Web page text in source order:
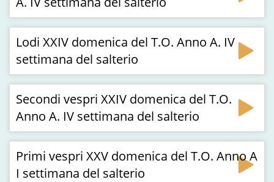
Lodi XXIV domenica del T.O. Anno A. IV
settimana del salterio
Secondi vespri XXIV domenica del T.O.
Anno A. IV settimana del salterio
Primi vespri XXV domenica del T.O. Anno A
I settimana del salterio